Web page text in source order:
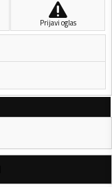
Prijavi oglas